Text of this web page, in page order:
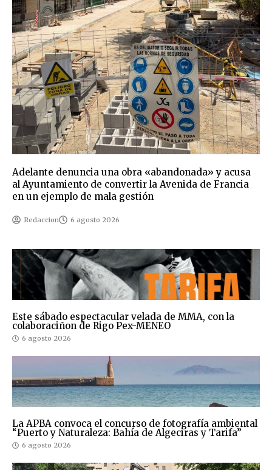
Adelante denuncia una obra «abandonada» y acusa
al Ayuntamiento de convertir la Avenida de Francia
en un ejemplo de mala gestión
Redaccion 6 agosto 2026
Este sábado espectacular velada de MMA, con la
colaboraciñon de Rigo Pex-MENEO
6 agosto 2026
La APBA convoca el concurso de fotografía ambiental
“Puerto y Naturaleza: Bahía de Algeciras y Tarifa”
6 agosto 2026